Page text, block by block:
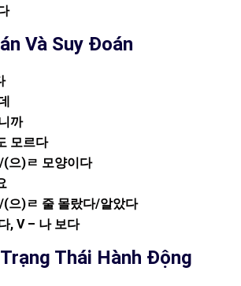
Và Suy Đoán
까
모르다
/(으)ㄹ 모양이다
/(으)ㄹ 줄 몰랐다/알았다
, V – 나 보다
Thái Hành Động